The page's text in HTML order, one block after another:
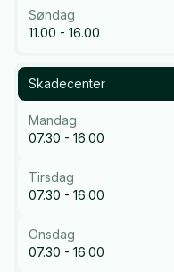
Søndag
11.00 - 16.00
Skadecenter
Mandag
07.30 - 16.00
Tirsdag
07.30 - 16.00
Onsdag
07.30 - 16.00